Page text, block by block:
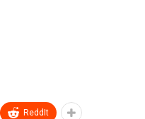
ReddIt